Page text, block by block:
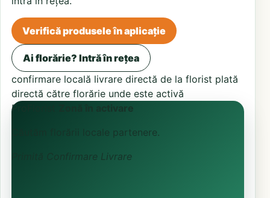
Verifică produsele în aplicație
Ai florărie? Intră în rețea
confirmare locală livrare directă de la florist plată
directă către florărie unde este activă
ProFlorist
Zonă în activare
Căutăm florării locale partenere.
Confirmare Livrare